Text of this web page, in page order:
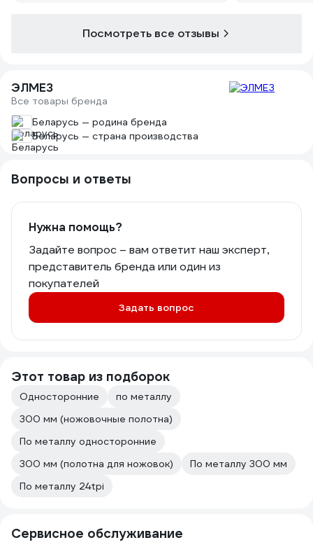
Посмотреть все отзывы
ЭЛМЕЗ
Все товары бренда
Беларусь — родина бренда
Беларусь — страна производства
Вопросы и ответы
Нужна помощь?
Задайте вопрос – вам ответит наш эксперт,
представитель бренда или один из
покупателей
Задать вопрос
Этот товар из подборок
Односторонние
по металлу
300 мм (ножовочные полотна)
По металлу односторонние
300 мм (полотна для ножовок)
По металлу 300 мм
По металлу 24tpi
Сервисное обслуживание